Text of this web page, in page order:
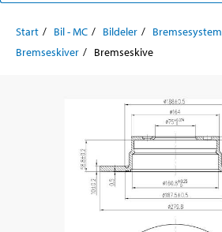
Start Bil - MC Bildeler Bremsesystem
Bremseskiver
Bremseskive